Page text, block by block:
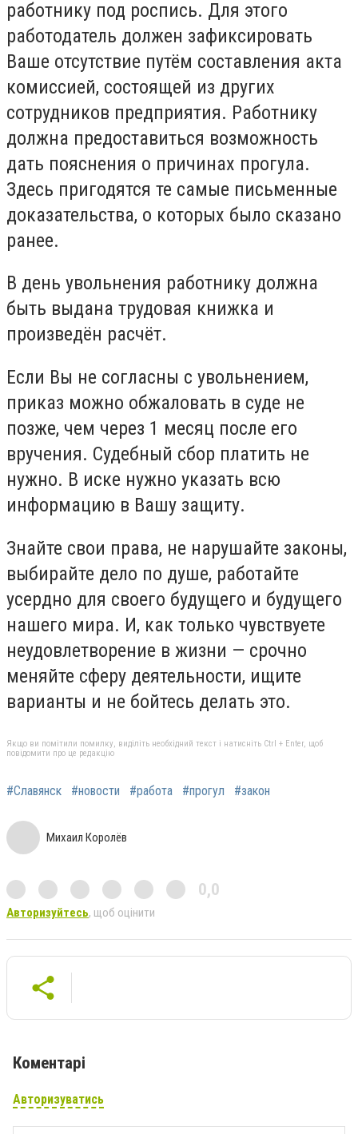
работнику под роспись. Для этого
работодатель должен зафиксировать
Ваше отсутствие путём составления акта
комиссией, состоящей из других
сотрудников предприятия. Работнику
должна предоставиться возможность
дать пояснения о причинах прогула.
Здесь пригодятся те самые письменные
доказательства, о которых было сказано
ранее.
В день увольнения работнику должна
быть выдана трудовая книжка и
произведён расчёт.
Если Вы не согласны с увольнением,
приказ можно обжаловать в суде не
позже, чем через 1 месяц после его
вручения. Судебный сбор платить не
нужно. В иске нужно указать всю
информацию в Вашу защиту.
Знайте свои права, не нарушайте законы,
выбирайте дело по душе, работайте
усердно для своего будущего и будущего
нашего мира. И, как только чувствуете
неудовлетворение в жизни — срочно
меняйте сферу деятельности, ищите
варианты и не бойтесь делать это.
Якщо ви помітили помилку, виділіть необхідний текст і натисніть Ctrl + Enter, щоб
повідомити про це редакцію
#Славянск #новости #работа #прогул #закон
Михаил Королёв
0,0
Авторизуйтесь, щоб оцінити
Коментарі
Авторизуватись